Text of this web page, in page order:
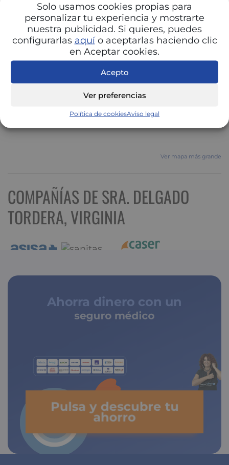
Solo usamos cookies propias para
personalizar tu experiencia y mostrarte
nuestra publicidad. Si quieres, puedes
configurarlas aquío aceptarlas haciendo clic
en Aceptar cookies.
Acepto
Ver preferencias
Política de cookiesAviso legal
Ver mapa más grande
COMPAÑÍAS DE SRA. DELGADO
TORDERA, VIRGINIA
Ahorra dinero con un
seguro médico
Pulsa y descubre tu
ahorro